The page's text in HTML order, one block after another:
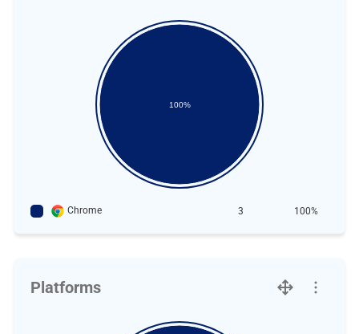
100%
Chrome 3 100%
Platforms